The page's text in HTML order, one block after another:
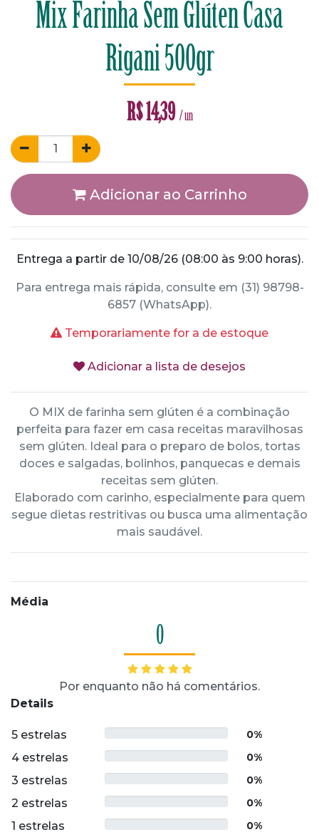
Mix Farinha Sem Glúten Casa
Rigani 500gr
R$14,39 / un
Adicionar ao Carrinho
Entrega a partir de 10/08/26 (08:00 às 9:00 horas).
Para entrega mais rápida, consulte em (31) 98798-
6857 (WhatsApp).
Temporariamente for a de estoque
Adicionar a lista de desejos
O MIX de farinha sem glúten é a combinação
perfeita para fazer em casa receitas maravilhosas
sem glúten. Ideal para o preparo de bolos, tortas
doces e salgadas, bolinhos, panquecas e demais
receitas sem glúten.
Elaborado com carinho, especialmente para quem
segue dietas restritivas ou busca uma alimentação
mais saudável.
Média
0
Por enquanto não há comentários.
Details
5 estrelas 0%
4 estrelas 0%
3 estrelas 0%
2 estrelas 0%
1 estrelas 0%